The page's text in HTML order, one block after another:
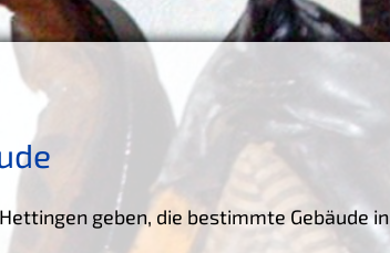
geben, die bestimmte Gebäude in